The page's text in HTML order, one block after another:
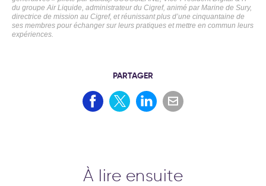
du groupe Air Liquide, administrateur du Cigref, animé par Marine de Sury,
directrice de mission au Cigref, et réunissant plus d’une cinquantaine de
ses membres pour échanger sur leurs pratiques et mettre en commun leurs
expériences.
PARTAGER
À lire ensuite